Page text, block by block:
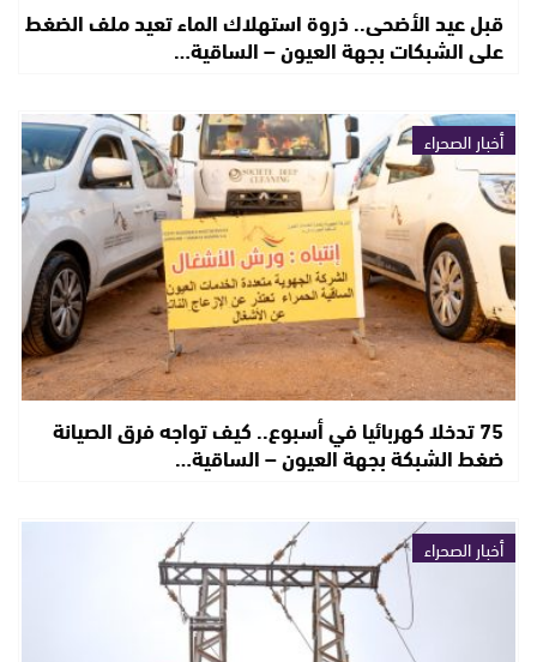
قبل عيد الأضحى.. ذروة استهلاك الماء تعيد ملف الضغط
على الشبكات بجهة العيون – الساقية…
أخبار الصحراء
75 تدخلا كهربائيا في أسبوع.. كيف تواجه فرق الصيانة
ضغط الشبكة بجهة العيون – الساقية…
أخبار الصحراء